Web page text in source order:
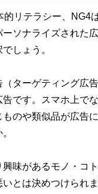
リテラシー、NG4
ソナライズされた
しょう。
ターゲティング広
です。スマホ上で
ものや類似品が広告
味があるモノ・コ
とは決めつけられ